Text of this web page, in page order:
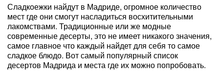
Сладкоежки найдут в Мадриде, огромное количество
мест где они смогут насладиться восхитительными
лакомствами. Традиционные или же модные
современные десерты, это не имеет никакого значения,
самое главное что каждый найдет для себя то самое
сладкое блюдо. Вот самый популярный список
десертов Мадрида и места где их можно попробовать.